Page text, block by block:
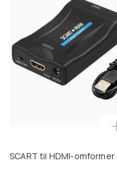
SCART til HDMI-omformer